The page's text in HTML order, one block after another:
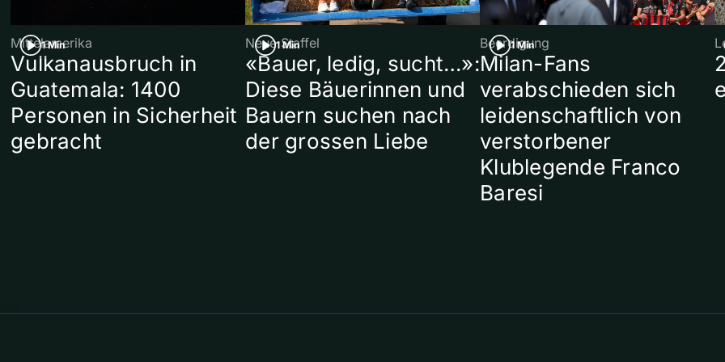
1 Min
Mittelamerika
Vulkanausbruch in
Guatemala: 1400
Personen in Sicherheit
gebracht
1 Min
Neue Staffel
«Bauer, ledig, sucht…»:
Diese Bäuerinnen und
Bauern suchen nach
der grossen Liebe
1 Min
Beerdigung
Milan-Fans
verabschieden sich
leidenschaftlich von
verstorbener
Klublegende Franco
Baresi